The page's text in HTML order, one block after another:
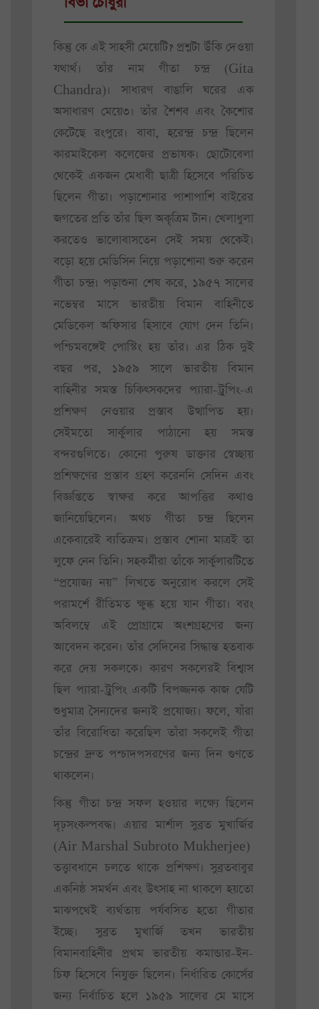
কিন্তু কে এই সাহসী মেয়েটি? প্রশ্নটা উঁকি দেওয়া
যথার্থ। তাঁর নাম গীতা চন্দ্র (Gita
Chandra)। সাধারণ বাঙালি ঘরের এক
অসাধারণ মেয়ে৩। তাঁর শৈশব এবং কৈশোর
কেটেছে রংপুরে। বাবা, হরেন্দ্র চন্দ্র ছিলেন
কারমাইকেল কলেজের প্রভাষক। ছোটোবেলা
থেকেই একজন মেধাবী ছাত্রী হিসেবে পরিচিত
ছিলেন গীতা। পড়াশোনার পাশাপাশি বাইরের
জগতের প্রতি তাঁর ছিল অকৃত্রিম টান। খেলাধুলা
করতেও ভালোবাসতেন সেই সময় থেকেই।
বড়ো হয়ে মেডিসিন নিয়ে পড়াশোনা শুরু করেন
গীতা চন্দ্র। পড়াশুনা শেষ করে, ১৯৫৭ সালের
নভেম্বর মাসে ভারতীয় বিমান বাহিনীতে
মেডিকেল অফিসার হিসাবে যোগ দেন তিনি।
পশ্চিমবঙ্গেই পোস্টিং হয় তাঁর। এর ঠিক দুই
বছর পর, ১৯৫৯ সালে ভারতীয় বিমান
বাহিনীর সমস্ত চিকিৎসকদের প্যারা-ট্রুপিং-এ
প্রশিক্ষণ নেওয়ার প্রস্তাব উত্থাপিত হয়।
সেইমতো সার্কুলার পাঠানো হয় সমস্ত
বন্দরগুলিতে। কোনো পুরুষ ডাক্তার স্বেচ্ছায়
প্রশিক্ষণের প্রস্তাব গ্রহণ করেননি সেদিন এবং
বিজ্ঞপ্তিতে স্বাক্ষর করে আপত্তির কথাও
জানিয়েছিলেন। অথচ গীতা চন্দ্র ছিলেন
একেবারেই ব্যতিক্রম। প্রস্তাব শোনা মাত্রই তা
লুফে নেন তিনি। সহকর্মীরা তাঁকে সার্কুলারটিতে
“প্রযোজ্য নয়” লিখতে অনুরোধ করলে সেই
পরামর্শে রীতিমত ক্ষুব্ধ হয়ে যান গীতা। বরং
অবিলম্বে এই প্রোগ্রামে অংশগ্রহণের জন্য
আবেদন করেন। তাঁর সেদিনের সিদ্ধান্ত হতবাক
করে দেয় সকলকে। কারণ সকলেরই বিশ্বাস
ছিল প্যারা-ট্রুপিং একটি বিপজ্জনক কাজ যেটি
শুধুমাত্র সৈন্যদের জন্যই প্রযোজ্য। ফলে, যাঁরা
তাঁর বিরোধিতা করেছিল তাঁরা সকলেই গীতা
চন্দ্রের দ্রুত পশ্চাদপসরণের জন্য দিন গুণতে
থাকলেন।
কিন্তু গীতা চন্দ্র সফল হওয়ার লক্ষ্যে ছিলেন
দৃঢ়সংকল্পবদ্ধ। এয়ার মার্শাল সুব্রত মুখার্জির
(Air Marshal Subroto Mukherjee)
তত্ত্বাবধানে চলতে থাকে প্রশিক্ষণ। সুব্রতবাবুর
একনিষ্ঠ সমর্থন এবং উৎসাহ না থাকলে হয়তো
মাঝপথেই ব্যর্থতায় পর্যবসিত হতো গীতার
ইচ্ছে। সুব্রত মুখার্জি তখন ভারতীয়
বিমানবাহিনীর প্রথম ভারতীয় কমান্ডার-ইন-
চিফ হিসেবে নিযুক্ত ছিলেন। নির্ধারিত কোর্সের
জন্য নির্বাচিত হলে ১৯৫৯ সালের মে মাসে